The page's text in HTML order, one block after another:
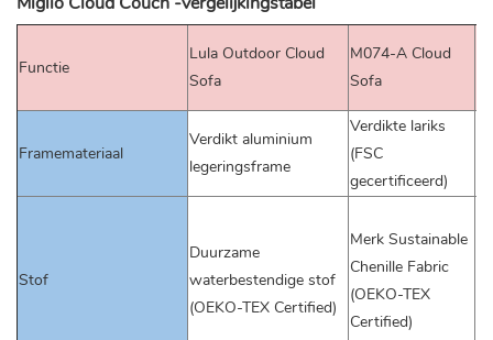
Functie
Lula Outdoor Cloud
Sofa
M074-A Cloud
Sofa
Framemateriaal
Verdikt aluminium
legeringsframe
Verdikte lariks
(FSC
gecertificeerd)
Stof
Duurzame
waterbestendige stof
(OEKO-TEX Certified)
Merk Sustainable
Chenille Fabric
(OEKO-TEX
Certified)